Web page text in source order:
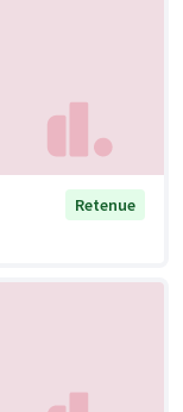
Retenue